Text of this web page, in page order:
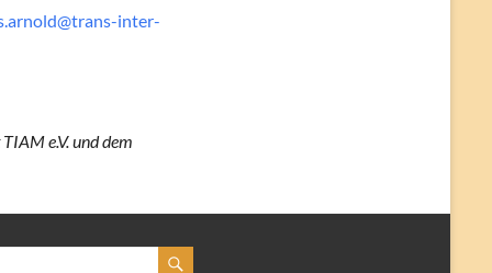
inter-
e.V. und dem